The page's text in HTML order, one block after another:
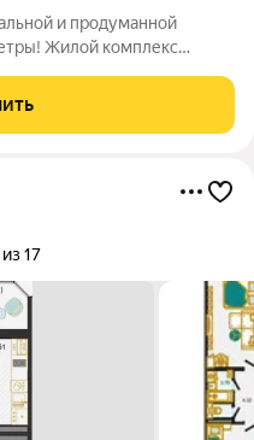
и продуманной
Жилой комплекс
парк «Елочки». В
17